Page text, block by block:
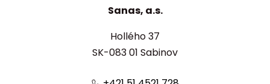
Sanas, a.s.
Hollého 37
SK-083 01 Sabinov